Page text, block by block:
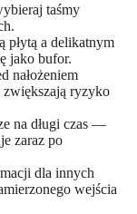
taśmy
płytą a delikatnym
jako bufor.
nałożeniem
ryzyko
na długi czas —
zaraz po
dla innych
wejścia